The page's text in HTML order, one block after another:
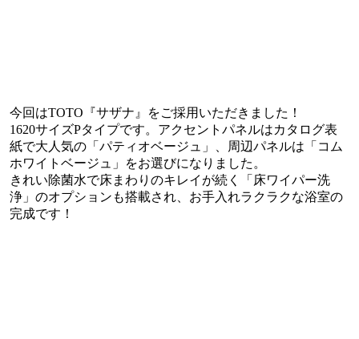
今回はTOTO『サザナ』をご採用いただきました！
1620サイズPタイプです。アクセントパネルはカタログ表
紙で大人気の「パティオベージュ」、周辺パネルは「コム
ホワイトベージュ」をお選びになりました。
きれい除菌水で床まわりのキレイが続く「床ワイパー洗
浄」のオプションも搭載され、お手入れラクラクな浴室の
完成です！